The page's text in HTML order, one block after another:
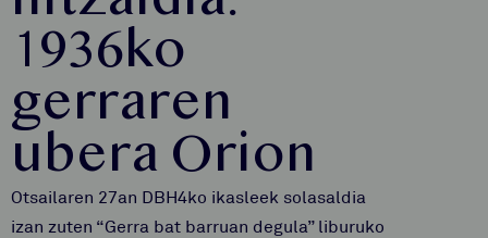
1936ko
gerraren
ubera Orion
Otsailaren 27an DBH4ko ikasleek solasaldia
izan zuten “Gerra bat barruan degula” liburuko